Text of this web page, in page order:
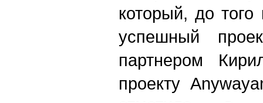
который, до того
успешный
партнером
проекту